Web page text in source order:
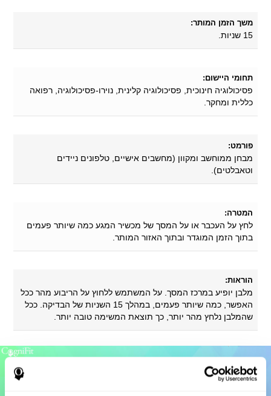
משך הזמן המותר:
15 שניות.
תחומי היישום:
פסיכולוגיה חינוכית, פסיכולוגיה קלינית, נוירו-פסיכולוגיה, רפואה
כללית ומחקר.
פורמט:
מבחן ממוחשב ומקוון (מחשבים אישיים, טלפונים ניידים
וטאבלטים).
המטרה:
לחץ על העכבר או על המסך של מכשיר המגע כמה שיותר פעמים
בתוך הזמן המוגדר ובתוך האזור המותר.
הוראות:
מלבן יופיע במרכז המסך. על המשתמש ללחוץ על הריבוע מהר ככל
האפשר, כמה שיותר פעמים, במהלך 15 השניות של הבדיקה. ככל
שהמלבן נלחץ מהר יותר, כך תוצאת המשימה טובה יותר.